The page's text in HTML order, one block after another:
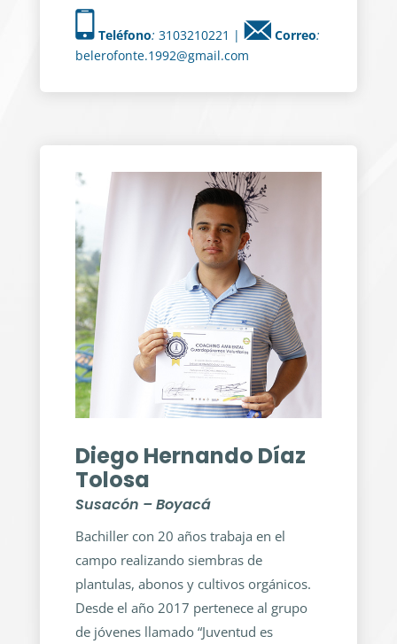
Teléfono: 3103210221 | Correo:
belerofonte.1992@gmail.com
Diego Hernando Díaz
Tolosa
Susacón – Boyacá
Bachiller con 20 años trabaja en el
campo realizando siembras de
plantulas, abonos y cultivos orgánicos.
Desde el año 2017 pertenece al grupo
de jóvenes llamado “Juventud es